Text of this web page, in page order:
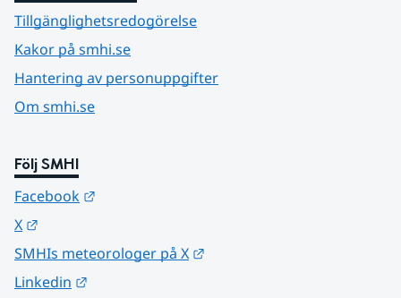
Tillgänglighetsredogörelse
Kakor på smhi.se
Hantering av personuppgifter
Om smhi.se
Följ SMHI
Facebook
X
SMHIs meteorologer på X
Linkedin